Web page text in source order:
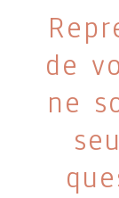
de
ne